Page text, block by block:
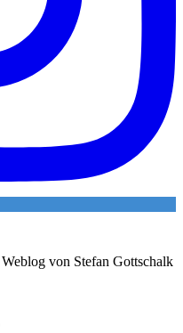
von Stefan Gottschalk